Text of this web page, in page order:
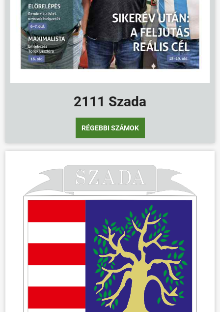
KÖZÖSSÉG
HÍREK
VÁLASZTÁSOK
2111 Szada
RÉGEBBI SZÁMOK